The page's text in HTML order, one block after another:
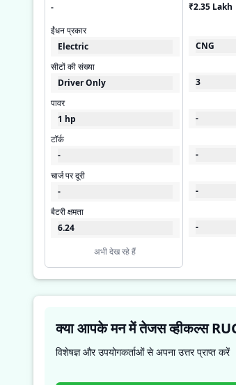
-
ईंधन प्रकार
Electric
सीटों की संख्या
Driver Only
पावर
1 hp
टॉर्क
-
चार्ज पर दूरी
-
बैटरी क्षमता
6.24
अभी देख रहे हैं
₹2.35 Lakh
CNG
3
-
-
-
-
विशेषज्ञ और उपयोगकर्ताओं से अपना उत्तर प्राप्त करें